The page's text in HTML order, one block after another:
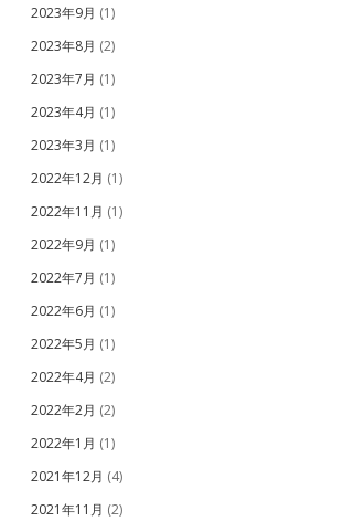
2023年9月 (1)
2023年8月 (2)
2023年7月 (1)
2023年4月 (1)
2023年3月 (1)
2022年12月 (1)
2022年11月 (1)
2022年9月 (1)
2022年7月 (1)
2022年6月 (1)
2022年5月 (1)
2022年4月 (2)
2022年2月 (2)
2022年1月 (1)
2021年12月 (4)
2021年11月 (2)